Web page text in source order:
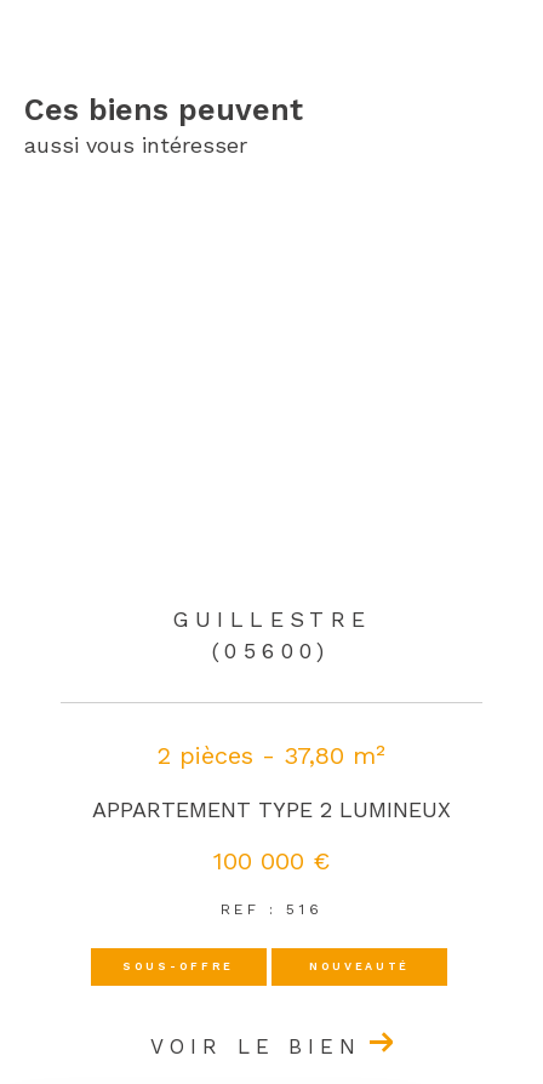
Ces biens peuvent
aussi vous intéresser
GUILLESTRE
(05600)
2 pièces - 37,80 m²
APPARTEMENT TYPE 2 LUMINEUX
100 000 €
REF : 516
SOUS-OFFRE NOUVEAUTÉ
VOIR LE BIEN